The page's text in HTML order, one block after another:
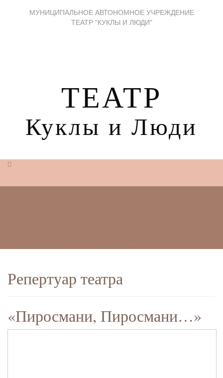
МУНИЦИПАЛЬНОЕ АВТОНОМНОЕ УЧРЕЖДЕНИЕ
ТЕАТР "КУКЛЫ И ЛЮДИ"
ТЕАТР
Куклы и Люди
Репертуар театра
«Пиросмани, Пиросмани…»